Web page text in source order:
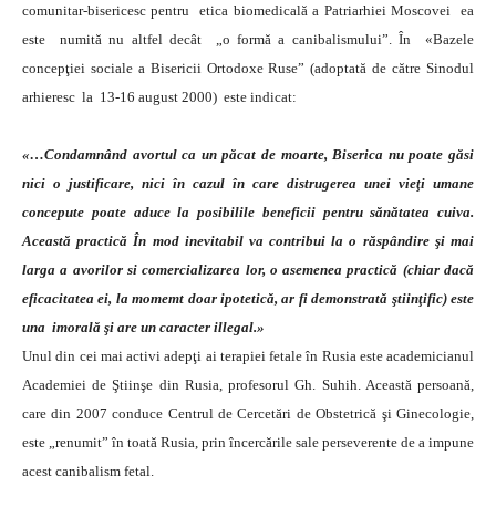
comunitar-bisericesc pentru etica biomedicală a Patriarhiei Moscovei ea
este numită nu altfel decât „o formă a canibalismului”. În «Bazele
concepţiei sociale a Bisericii Ortodoxe Ruse” (adoptată de către Sinodul
arhieresc la 13-16 august 2000) este indicat:
«…Condamnând avortul ca un păcat de moarte, Biserica nu poate găsi
nici o justificare, nici în cazul în care distrugerea unei vieţi umane
concepute poate aduce la posibilile beneficii pentru sănătatea cuiva.
Această practică În mod inevitabil va contribui la o răspândire şi mai
larga a avorilor si comercializarea lor, o asemenea practică (chiar dacă
eficacitatea ei, la momemt doar ipotetică, ar fi demonstrată ştiinţific) este
una imorală şi are un caracter illegal.»
Unul din cei mai activi adepţi ai terapiei fetale în Rusia este academicianul
Academiei de Ştiinşe din Rusia, profesorul Gh. Suhih. Această persoană,
care din 2007 conduce Centrul de Cercetări de Obstetrică şi Ginecologie,
este „renumit” în toată Rusia, prin încercările sale perseverente de a impune
acest canibalism fetal.